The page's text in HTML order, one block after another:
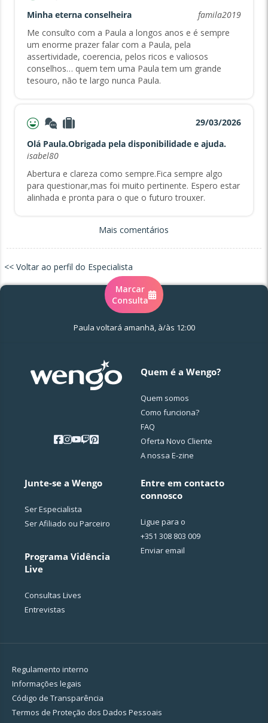
Minha eterna conselheira
famila2019
Me consulto com a Paula a longos anos e é sempre
um enorme prazer falar com a Paula, pela
assertividade, coerencia, pelos ricos e valiosos
conselhos… quem tem uma Paula tem um grande
tesouro, não te largo nunca Paula.
29/03/2026
Olá Paula.Obrigada pela disponibilidade e ajuda.
isabel80
Abertura e clareza como sempre.Fica sempre algo
para questionar,mas foi muito pertinente. Espero estar
alinhada e pronta para o que o futuro trouxer.
Mais comentários
<< Voltar ao perfil do Especialista
Marcar
Consulta
Paula voltará amanhã, à/às 12:00
Quem é a Wengo?
Quem somos
Como funciona?
FAQ
Oferta Novo Cliente
A nossa E-zine
Junte-se a Wengo
Ser Especialista
Ser Afiliado ou Parceiro
Programa Vidência
Live
Consultas Lives
Entrevistas
Entre em contacto
connosco
Ligue para o
+351 308 803 009
Enviar email
Regulamento interno
Informações legais
Código de Transparência
Termos de Proteção dos Dados Pessoais